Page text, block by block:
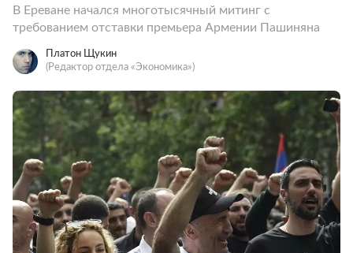
В Ереване начался многотысячный митинг с
требованием отставки премьера Армении Пашиняна
Платон Щукин
(Редактор отдела «Экономика»)